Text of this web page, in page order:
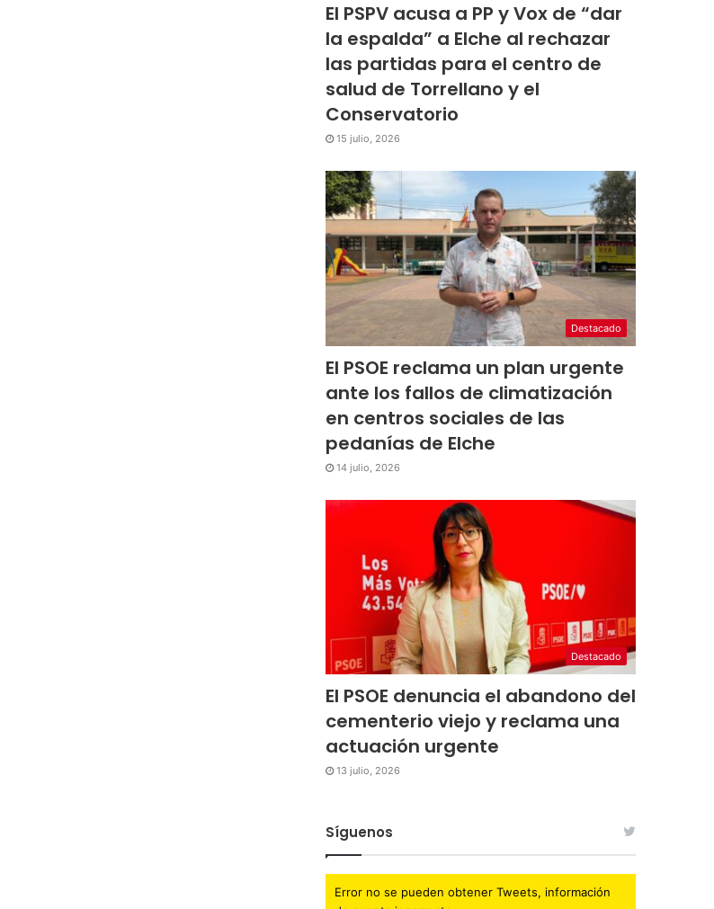
El PSPV acusa a PP y Vox de “dar
la espalda” a Elche al rechazar
las partidas para el centro de
salud de Torrellano y el
Conservatorio
15 julio, 2026
Destacado
El PSOE reclama un plan urgente
ante los fallos de climatización
en centros sociales de las
pedanías de Elche
14 julio, 2026
Destacado
El PSOE denuncia el abandono del
cementerio viejo y reclama una
actuación urgente
13 julio, 2026
Síguenos
Error no se pueden obtener Tweets, información